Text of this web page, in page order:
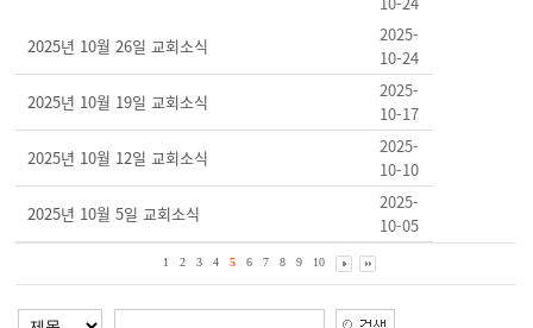
2025년 10월 26일 교회소식
2025-
10-24
2025년 10월 19일 교회소식
2025-
10-17
2025년 10월 12일 교회소식
2025-
10-10
2025년 10월 5일 교회소식
2025-
10-05
1 2 3 4 5 6 7 8 9 10